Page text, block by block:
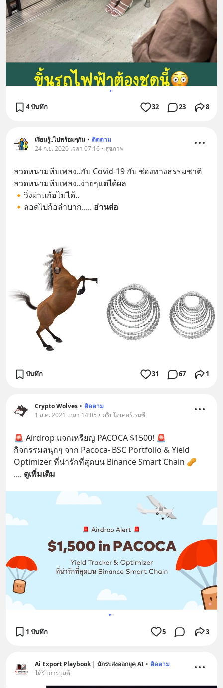
4 บันทึก 32 23 8
เรียนรู้..ไปพร้อมๆกัน • ติดตาม
24 ก.ย. 2020 เวลา 07:16 • สุขภาพ
ลวดหนามหีบเพลง..กับ Covid-19 กับ ช่องทางธรรมชาติ
ลวดหนามหีบเพลง..ง่ายๆแต่ได้ผล
🔸วิ่งผ่านก้อไม่ได้..
🔸ลอดไปก้อลำบาก..... อ่านต่อ
บันทึก 31 67 1
Crypto Wolves • ติดตาม
1 ส.ค. 2021 เวลา 14:05 • คริปโทเคอร์เรนซี
🚨 Airdrop แจกเหรียญ PACOCA $1500! 🚨
กิจกรรมสนุกๆ จาก Pacoca- BSC Portfolio & Yield
Optimizer ที่น่ารักที่สุดบน Binance Smart Chain 🥜
.... ดูเพิ่มเติม
1 บันทึก 5 3
Ai Export Playbook | นักรบส่งออกยุค AI • ติดตาม
ได้รับการบูสต์